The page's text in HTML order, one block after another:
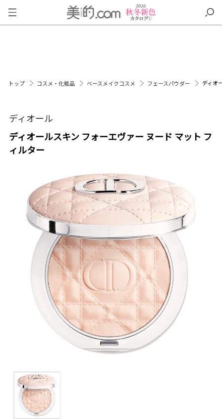
トップ コスメ・化粧品 ベースメイクコスメ フェースパウダー ディオ
ディオール
ディオールスキン フォーエヴァー ヌード マット フ
ィルター